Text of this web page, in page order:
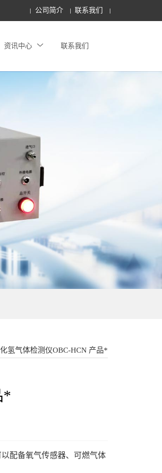
公司简介 联系我们
资讯中心 联系我们
氢气体检测仪OBC-HCN 产品*
*
配备氧气传感器、可燃气体